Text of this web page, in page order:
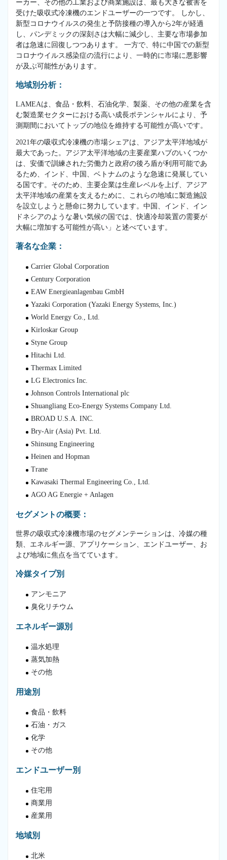
ーカー、その他の工業および商業施設は、最も大きな被害を
受けた吸収式冷凍機のエンドユーザーの一つです。 しかし、
新型コロナウイルスの発生と予防接種の導入から2年が経過
し、パンデミックの深刻さは大幅に減少し、主要な市場参加
者は急速に回復しつつあります。 一方で、特に中国での新型
コロナウイルス感染症の流行により、一時的に市場に悪影響
が及ぶ可能性があります。
地域別分析：
LAMEAは、食品・飲料、石油化学、製薬、その他の産業を含
む製造業セクターにおける高い成長ポテンシャルにより、予
測期間においてトップの地位を維持する可能性が高いです。
2021年の吸収式冷凍機の市場シェアは、アジア太平洋地域が
最大であった。アジア太平洋地域の主要産業ハブのいくつか
は、安価で訓練された労働力と政府の後ろ盾が利用可能であ
るため、インド、中国、ベトナムのような急速に発展してい
る国です。そのため、主要企業は生産レベルを上げ、アジア
太平洋地域の産業を支えるために、これらの地域に製造施設
を設立しようと懸命に努力しています。中国、インド、イン
ドネシアのような暑い気候の国では、快適冷却装置の需要が
大幅に増加する可能性が高い」と述べています。
著名な企業：
Carrier Global Corporation
Century Corporation
EAW Energieanlagenbau GmbH
Yazaki Corporation (Yazaki Energy Systems, Inc.)
World Energy Co., Ltd.
Kirloskar Group
Styne Group
Hitachi Ltd.
Thermax Limited
LG Electronics Inc.
Johnson Controls International plc
Shuangliang Eco-Energy Systems Company Ltd.
BROAD U.S.A. INC.
Bry-Air (Asia) Pvt. Ltd.
Shinsung Engineering
Heinen and Hopman
Trane
Kawasaki Thermal Engineering Co., Ltd.
AGO AG Energie + Anlagen
セグメントの概要：
世界の吸収式冷凍機市場のセグメンテーションは、冷媒の種
類、エネルギー源、アプリケーション、エンドユーザー、お
よび地域に焦点を当てています。
冷媒タイプ別
アンモニア
臭化リチウム
エネルギー源別
温水処理
蒸気加熱
その他
用途別
食品・飲料
石油・ガス
化学
その他
エンドユーザー別
住宅用
商業用
産業用
地域別
北米